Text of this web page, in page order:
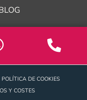
POLÍTICA DE COOKIES
Y COSTES